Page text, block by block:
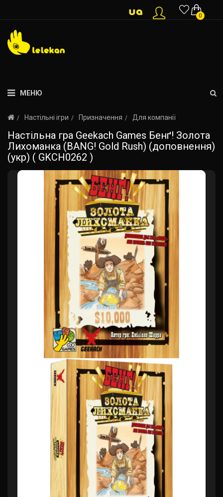
0
МЕНЮ
Настільні ігри Призначення Для компанії
Настільна гра Geekach Games Бенґ! Золота
Лихоманка (BANG! Gold Rush) (доповнення)
(укр) ( GKCH0262 )